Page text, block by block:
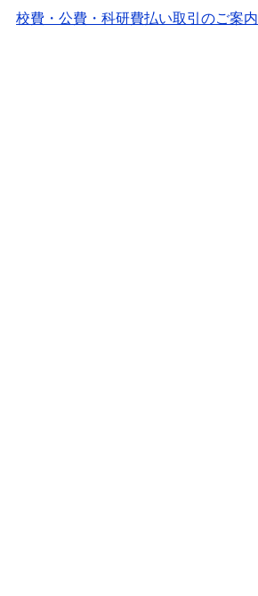
校費・公費・科研費払い取引のご案内